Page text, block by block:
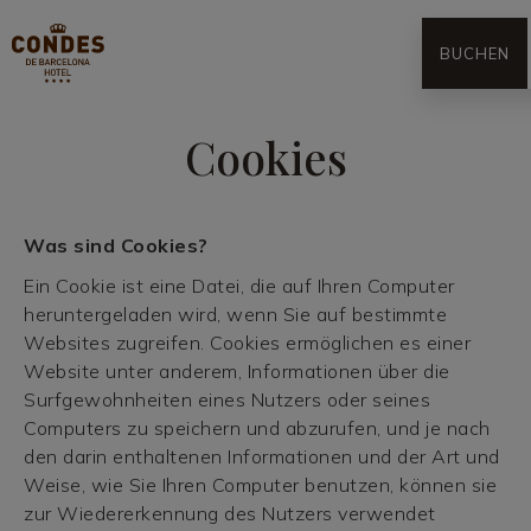
BUCHEN
Cookies
Was sind Cookies?
Ein Cookie ist eine Datei, die auf Ihren Computer
heruntergeladen wird, wenn Sie auf bestimmte
Websites zugreifen. Cookies ermöglichen es einer
Website unter anderem, Informationen über die
Surfgewohnheiten eines Nutzers oder seines
Computers zu speichern und abzurufen, und je nach
den darin enthaltenen Informationen und der Art und
Weise, wie Sie Ihren Computer benutzen, können sie
zur Wiedererkennung des Nutzers verwendet